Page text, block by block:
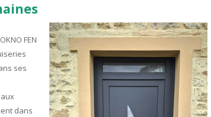
FEN
ses
dans